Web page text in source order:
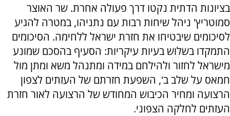
בציונות הדתית נקטו דרך פעולה אחרת. שר האוצר
סמוטריץ' ניהל שיחות רבות עם נתניהו, במטרה להגיע
לסיכומים שיבטיחו את חזרת ישראל ללחימה. הסיכומים
התמקדו בשלוש בעיות עיקריות: הסעיף בהסכם שמונע
מישראל לחזור ולהילחם במידה ומתנהל משא ומתן מול
חמאס על שלב ב', השפעת חזרתם של העזתים לצפון
הרצועה ומחיר הכיבוש המחודש של הרצועה לאור חזרת
העזתים לחלקה הצפוני.